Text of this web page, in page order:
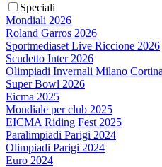
Speciali
Mondiali 2026
Roland Garros 2026
Sportmediaset Live Riccione 2026
Scudetto Inter 2026
Olimpiadi Invernali Milano
Super Bowl 2026
Eicma 2025
Mondiale per club 2025
EICMA Riding Fest 2025
Paralimpiadi Parigi 2024
Olimpiadi Parigi 2024
Euro 2024